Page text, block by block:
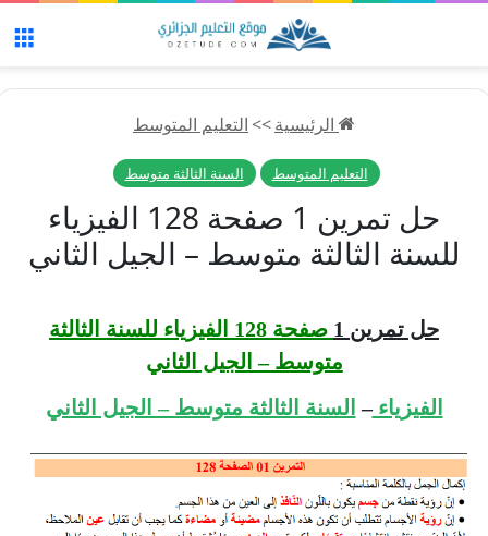
الرئيسية>>التعليم المتوسط
التعليم المتوسط السنة الثالثة متوسط
حل تمرين 1 صفحة 128 الفيزياء
للسنة الثالثة متوسط – الجيل الثاني
حل تمرين 1
صفحة 128 الفيزياء للسنة الثالثة
متوسط – الجيل الثاني
الفيزياء– السنة الثالثة متوسط – الجيل الثاني